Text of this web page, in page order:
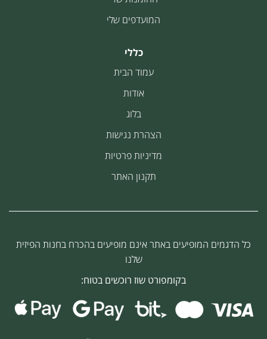
המועדפים שלי
כללי
עמוד הבית
אודות
בלוג
הצהרת נגישות
מדיניות פרטיות
תקנון האתר
כל הדגמים המופיעים באתר אינם מופיעים בהכרח בחנות הפיזית
שלנו
בקומפורט שוז רוכשים בטוח: